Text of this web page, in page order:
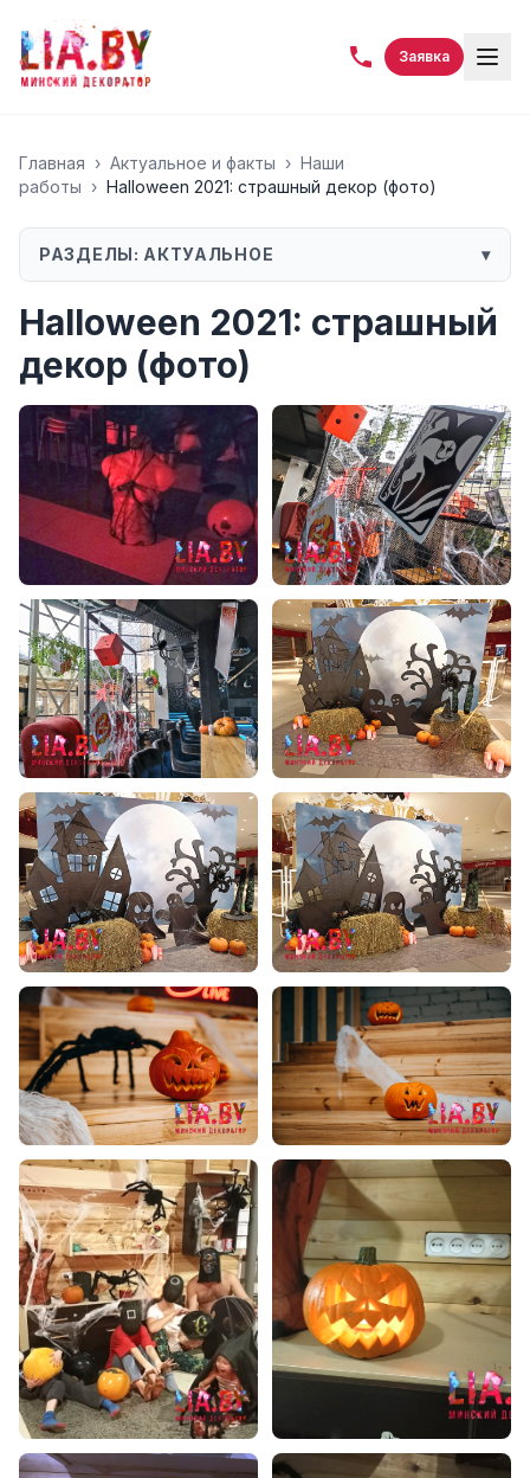
Заявка
Главная › Актуальное и факты › Наши
работы › Halloween 2021: страшный декор (фото)
РАЗДЕЛЫ: АКТУАЛЬНОЕ ▾
Halloween 2021: страшный
декор (фото)